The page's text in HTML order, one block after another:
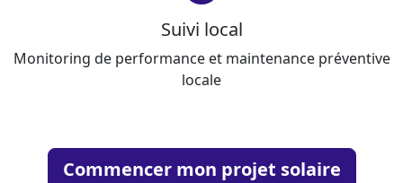
Suivi local
Monitoring de performance et maintenance préventive
locale
Commencer mon projet solaire